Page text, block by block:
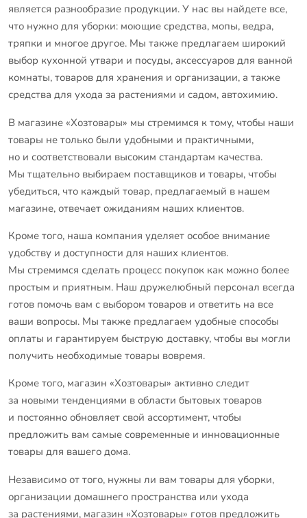
является разнообразие продукции. У нас вы найдете все,
что нужно для уборки: моющие средства, мопы, ведра,
тряпки и многое другое. Мы также предлагаем широкий
выбор кухонной утвари и посуды, аксессуаров для ванной
комнаты, товаров для хранения и организации, а также
средства для ухода за растениями и садом, автохимию.
В магазине «Хозтовары» мы стремимся к тому, чтобы наши
товары не только были удобными и практичными,
но и соответствовали высоким стандартам качества.
Мы тщательно выбираем поставщиков и товары, чтобы
убедиться, что каждый товар, предлагаемый в нашем
магазине, отвечает ожиданиям наших клиентов.
Кроме того, наша компания уделяет особое внимание
удобству и доступности для наших клиентов.
Мы стремимся сделать процесс покупок как можно более
простым и приятным. Наш дружелюбный персонал всегда
готов помочь вам с выбором товаров и ответить на все
ваши вопросы. Мы также предлагаем удобные способы
оплаты и гарантируем быструю доставку, чтобы вы могли
получить необходимые товары вовремя.
Кроме того, магазин «Хозтовары» активно следит
за новыми тенденциями в области бытовых товаров
и постоянно обновляет свой ассортимент, чтобы
предложить вам самые современные и инновационные
товары для вашего дома.
Независимо от того, нужны ли вам товары для уборки,
организации домашнего пространства или ухода
за растениями, магазин «Хозтовары» готов предложить